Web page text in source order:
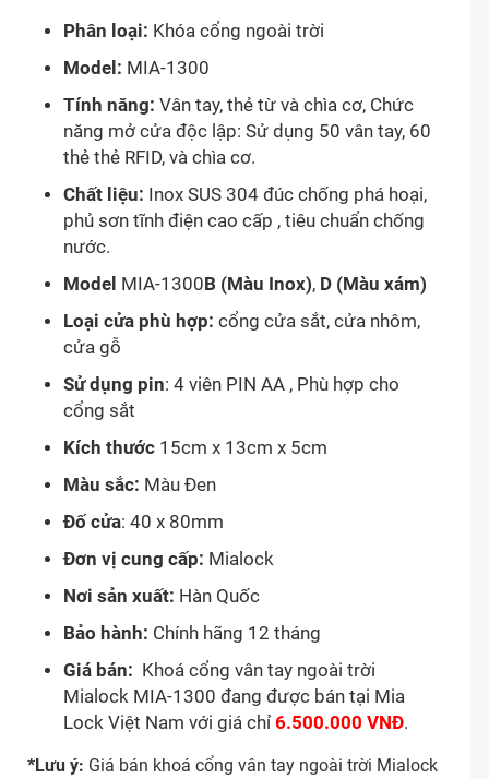
Phân loại: Khóa cổng ngoài trời
Model: MIA-1300
Tính năng: Vân tay, thẻ từ và chìa cơ, Chức
năng mở cửa độc lập: Sử dụng 50 vân tay, 60
thẻ thẻ RFID, và chìa cơ.
Chất liệu: Inox SUS 304 đúc chống phá hoại,
phủ sơn tĩnh điện cao cấp , tiêu chuẩn chống
nước.
Model MIA-1300B (Màu Inox), D (Màu xám)
Loại cửa phù hợp: cổng cửa sắt, cửa nhôm,
cửa gỗ
Sử dụng pin: 4 viên PIN AA , Phù hợp cho
cổng sắt
Kích thước 15cm x 13cm x 5cm
Màu sắc: Màu Đen
Đố cửa: 40 x 80mm
Đơn vị cung cấp: Mialock
Nơi sản xuất: Hàn Quốc
Bảo hành: Chính hãng 12 tháng
Giá bán: Khoá cổng vân tay ngoài trời
Mialock MIA-1300 đang được bán tại Mia
Lock Việt Nam với giá chỉ 6.500.000 VNĐ.
*Lưu ý: Giá bán khoá cổng vân tay ngoài trời Mialock